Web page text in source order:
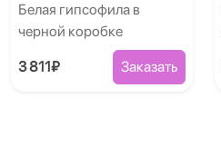
Белая гипсофила в
черной коробке
3 811₽ Заказать